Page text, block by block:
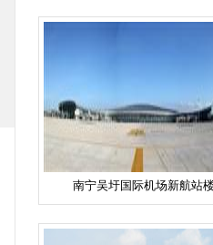
南宁吴圩国际机场新航站